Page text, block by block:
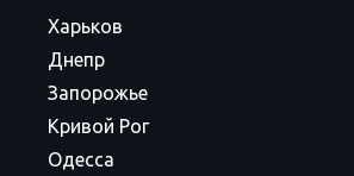
Харьков
Днепр
Запорожье
Кривой Рог
Одесса